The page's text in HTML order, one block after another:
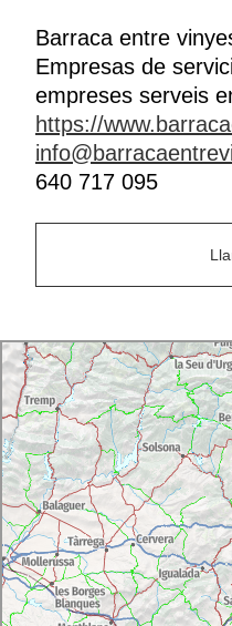
Barraca entre
Empresas de
empreses serveis
https://
640 717 095